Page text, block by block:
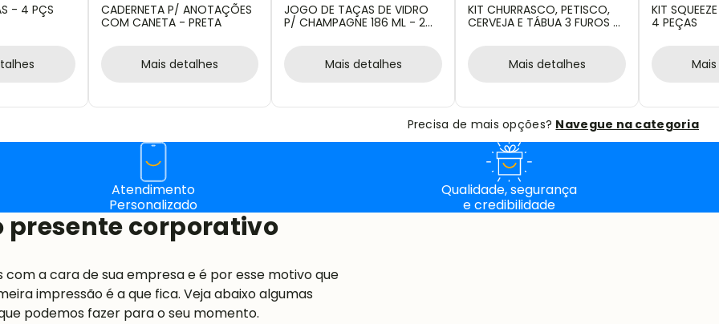
- 4 PÇS
CADERNETA P/ ANOTAÇÕES
COM CANETA - PRETA
Mais detalhes
JOGO DE TAÇAS DE VIDRO
P/ CHAMPAGNE 186 ML - 2
Mais detalhes
KIT CHURRASCO, PETISCO,
CERVEJA E TÁBUA 3 FUROS -
Mais detalhes
KIT
4 PEÇAS
Precisa de mais opções? Navegue na categoria
Atendimento
Personalizado
Qualidade, segurança
e credibilidade
presente corporativo
a cara de sua empresa e é por esse motivo que
impressão é a que fica. Veja abaixo algumas
podemos fazer para o seu momento.